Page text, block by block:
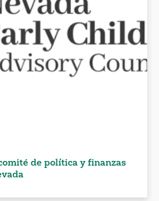
de política y finanzas